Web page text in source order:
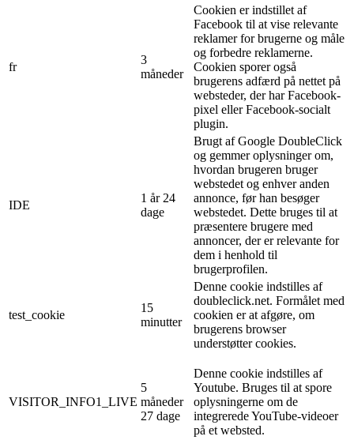
fr
3
måneder
Cookien er indstillet af
Facebook til at vise relevante
reklamer for brugerne og måle
og forbedre reklamerne.
Cookien sporer også
brugerens adfærd på nettet på
websteder, der har Facebook-
pixel eller Facebook-socialt
plugin.
IDE
1 år 24
dage
Brugt af Google DoubleClick
og gemmer oplysninger om,
hvordan brugeren bruger
webstedet og enhver anden
annonce, før han besøger
webstedet. Dette bruges til at
præsentere brugere med
annoncer, der er relevante for
dem i henhold til
brugerprofilen.
test_cookie
15
minutter
Denne cookie indstilles af
doubleclick.net. Formålet med
cookien er at afgøre, om
brugerens browser
understøtter cookies.
VISITOR_INFO1_LIVE
5
måneder
27 dage
Denne cookie indstilles af
Youtube. Bruges til at spore
oplysningerne om de
integrerede YouTube-videoer
på et websted.